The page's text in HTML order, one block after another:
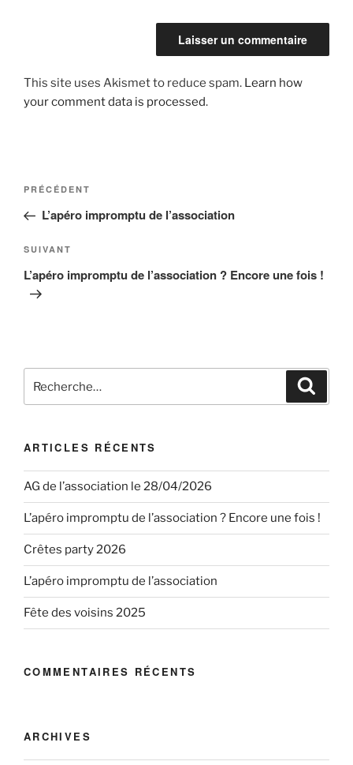
This site uses Akismet to reduce spam. Learn how
your comment data is processed.
Navigation
l’article
Article
précédent
PRÉCÉDENT
L’apéro impromptu de l’association
Article
suivant
SUIVANT
L’apéro impromptu de l’association ? Encore une fois !
pour
ARTICLES RÉCENTS
AG de l’association le 28/04/2026
L’apéro impromptu de l’association ? Encore une fois !
Crêtes party 2026
L’apéro impromptu de l’association
Fête des voisins 2025
COMMENTAIRES RÉCENTS
ARCHIVES